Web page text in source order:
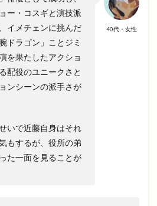
40代・女性
ー・コスギと演技派
イメチェンに挑んだ
ドラゴン」ことジミ
を果たしたアクショ
配役のユニークさと
ンシーンの派手さが
いで近藤自身はそれ
もするが、役所の弟
た一面を見ることが